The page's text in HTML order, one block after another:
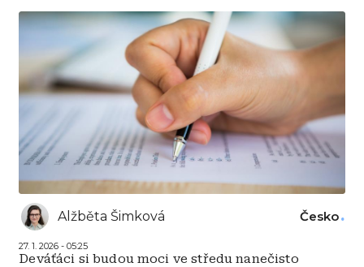
Alžběta Šimková
27. 1. 2026 - 05:25
Česko
Deváťáci si budou moci ve středu nanečisto